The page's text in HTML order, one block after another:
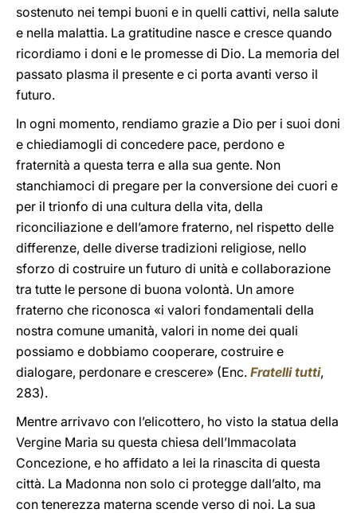
sostenuto nei tempi buoni e in quelli cattivi, nella salute
e nella malattia. La gratitudine nasce e cresce quando
ricordiamo i doni e le promesse di Dio. La memoria del
passato plasma il presente e ci porta avanti verso il
futuro.
In ogni momento, rendiamo grazie a Dio per i suoi doni
e chiediamogli di concedere pace, perdono e
fraternità a questa terra e alla sua gente. Non
stanchiamoci di pregare per la conversione dei cuori e
per il trionfo di una cultura della vita, della
riconciliazione e dell’amore fraterno, nel rispetto delle
differenze, delle diverse tradizioni religiose, nello
sforzo di costruire un futuro di unità e collaborazione
tra tutte le persone di buona volontà. Un amore
fraterno che riconosca «i valori fondamentali della
nostra comune umanità, valori in nome dei quali
possiamo e dobbiamo cooperare, costruire e
dialogare, perdonare e crescere» (Enc. Fratelli tutti,
283).
Mentre arrivavo con l’elicottero, ho visto la statua della
Vergine Maria su questa chiesa dell’Immacolata
Concezione, e ho affidato a lei la rinascita di questa
città. La Madonna non solo ci protegge dall’alto, ma
con tenerezza materna scende verso di noi. La sua